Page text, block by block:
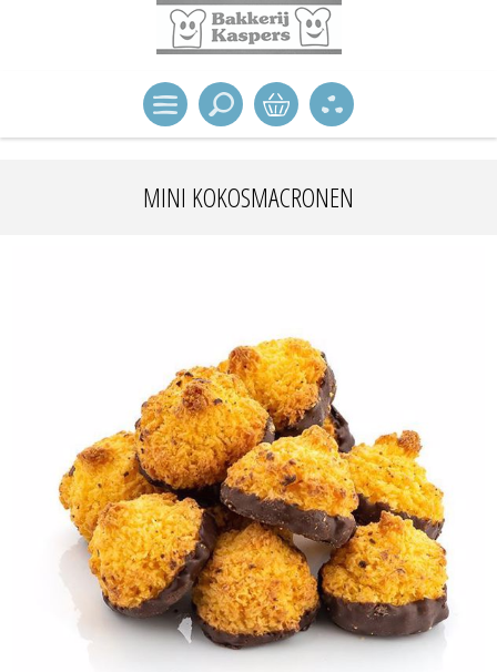
MINI KOKOSMACRONEN